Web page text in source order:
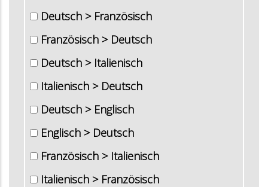
Deutsch > Französisch
Französisch > Deutsch
Deutsch > Italienisch
Italienisch > Deutsch
Deutsch > Englisch
Englisch > Deutsch
Französisch > Italienisch
Italienisch > Französisch